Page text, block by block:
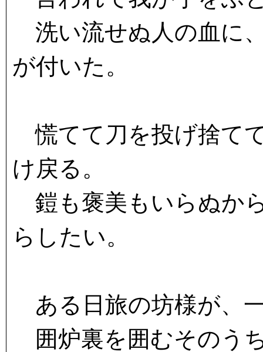
洗い流せぬ人の血に
が付いた。
慌てて刀を投げ捨て
け戻る。
鎧も褒美もいらぬか
らしたい。
ある日旅の坊様が、
囲炉裏を囲むそのう